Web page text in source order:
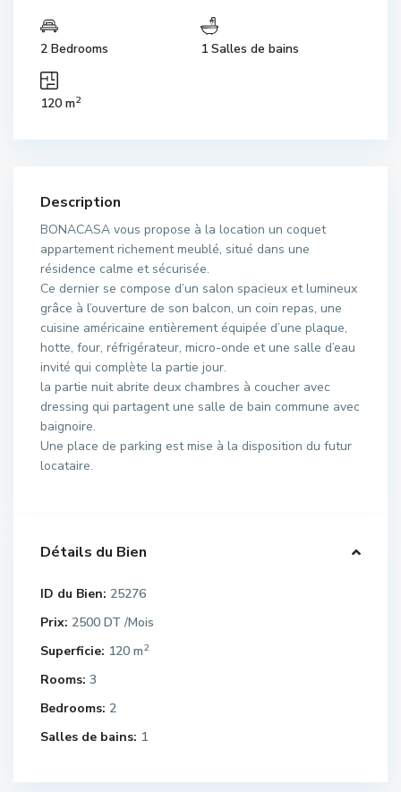
2 Bedrooms 1 Salles de bains
120 m2
Description
BONACASA vous propose à la location un coquet
appartement richement meublé, situé dans une
résidence calme et sécurisée.
Ce dernier se compose d’un salon spacieux et lumineux
grâce à l’ouverture de son balcon, un coin repas, une
cuisine américaine entièrement équipée d’une plaque,
hotte, four, réfrigérateur, micro-onde et une salle d’eau
invité qui complète la partie jour.
la partie nuit abrite deux chambres à coucher avec
dressing qui partagent une salle de bain commune avec
baignoire.
Une place de parking est mise à la disposition du futur
locataire.
Détails du Bien
ID du Bien: 25276
Prix: 2500 DT /Mois
Superficie: 120 m2
Rooms: 3
Bedrooms: 2
Salles de bains: 1